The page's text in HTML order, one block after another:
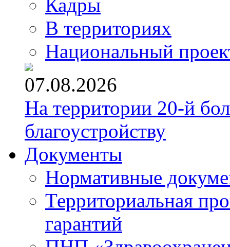
Кадры
В территориях
Национальный
07.08.2026
На территории 20-й
благоустройству
Документы
Нормативные
Территориальная
гарантий